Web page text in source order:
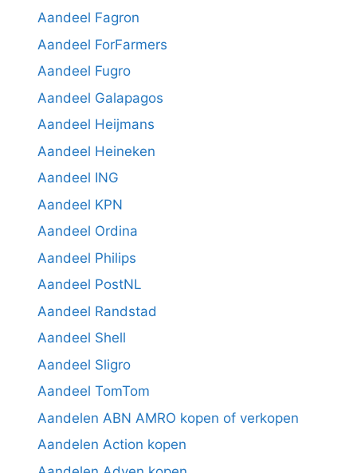
Aandeel Fagron
Aandeel ForFarmers
Aandeel Fugro
Aandeel Galapagos
Aandeel Heijmans
Aandeel Heineken
Aandeel ING
Aandeel KPN
Aandeel Ordina
Aandeel Philips
Aandeel PostNL
Aandeel Randstad
Aandeel Shell
Aandeel Sligro
Aandeel TomTom
Aandelen ABN AMRO kopen of verkopen
Aandelen Action kopen